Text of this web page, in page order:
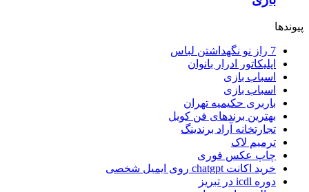
پیوندها
7 راز نو نگهداشتن لباس
اپلیکاتور ادرار بانوان
اسباب بازی
اسباب بازی
باربری حکیمیه تهران
بهترین برندهای فن کویل
تجارتخانه آراد برندینگ
ترمیم لاک
چاپ عکس فوری
خرید اکانت chatgpt روی ایمیل شخصی
دوره icdl در تبریز